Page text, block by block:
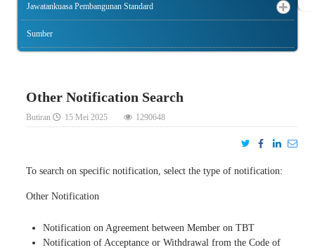
Jawatankuasa Pembangunan Standard
Sumber
Other Notification Search
Butiran 15 Mei 2025 1290648
To search on specific notification, select the type of notification:
Other Notification
Notification on Agreement between Member on TBT
Notification of Acceptance or Withdrawal from the Code of